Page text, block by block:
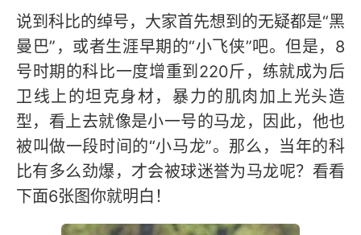
说到科比的绰号，大家首先想到的无疑都是“黑
曼巴”，或者生涯早期的“小飞侠”吧。但是，8
号时期的科比一度增重到220斤，练就成为后
卫线上的坦克身材，暴力的肌肉加上光头造
型，看上去就像是小一号的马龙，因此，他也
被叫做一段时间的“小马龙”。那么，当年的科
比有多么劲爆，才会被球迷誉为马龙呢？看看
下面6张图你就明白！